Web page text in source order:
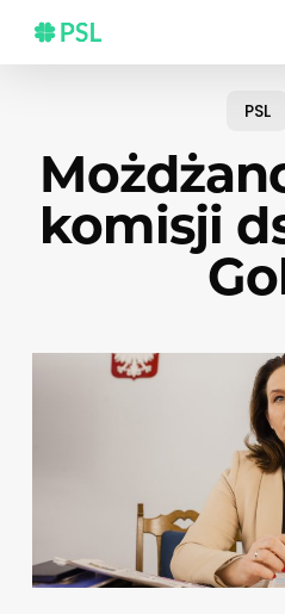
main
PSL
komisji